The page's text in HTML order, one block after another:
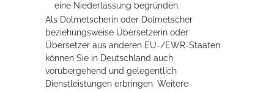
eine Niederlassung begründen.
Als Dolmetscherin oder Dolmetscher
beziehungsweise Übersetzerin oder
Übersetzer aus anderen EU-/EWR-Staaten
können Sie in Deutschland auch
vorübergehend und gelegentlich
Dienstleistungen erbringen. Weitere